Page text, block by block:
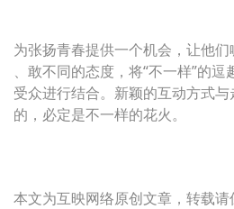
为张扬青春提供一个机会，让他
、敢不同的态度，将“不一样”的逗
受众进行结合。新颖的互动方式
的，必定是不一样的花火。
本文为互映网络原创文章，转载